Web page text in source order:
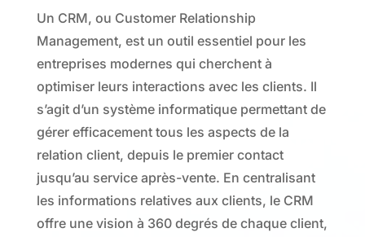
Un CRM, ou Customer Relationship
Management, est un outil essentiel pour les
entreprises modernes qui cherchent à
optimiser leurs interactions avec les clients. Il
s’agit d’un système informatique permettant de
gérer efficacement tous les aspects de la
relation client, depuis le premier contact
jusqu’au service après-vente. En centralisant
les informations relatives aux clients, le CRM
offre une vision à 360 degrés de chaque client,